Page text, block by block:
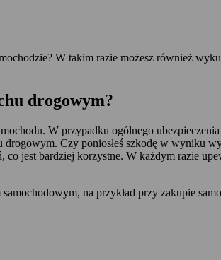
W takim razie możesz również
drogowym?
W przypadku ogólnego
Czy poniosłeś szkodę w wyniku
jest bardziej korzystne. W każdym razie
na przykład przy zakupie